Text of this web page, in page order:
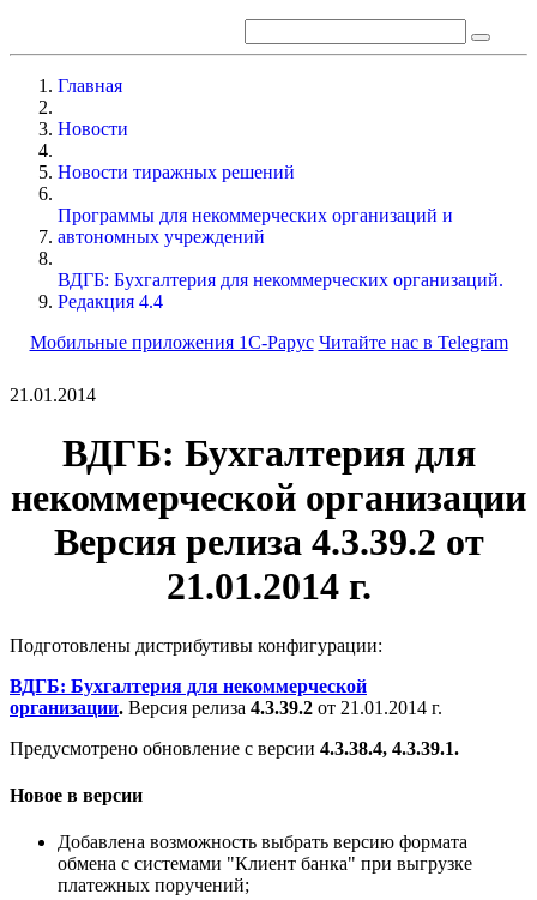
Главная
Новости
Новости тиражных решений
Программы для некоммерческих организаций и
автономных учреждений
ВДГБ: Бухгалтерия для некоммерческих организаций.
Редакция 4.4
Мобильные приложения 1С-Рарус Читайте нас в Telegram
21.01.2014
ВДГБ: Бухгалтерия для
некоммерческой организации
Версия релиза 4.3.39.2 от
21.01.2014 г.
Подготовлены дистрибутивы конфигурации:
ВДГБ: Бухгалтерия для некоммерческой
организации. Версия релиза 4.3.39.2 от 21.01.2014 г.
Предусмотрено обновление с версии 4.3.38.4, 4.3.39.1.
Новое в версии
Добавлена возможность выбрать версию формата
обмена с системами "Клиент банка" при выгрузке
платежных поручений;